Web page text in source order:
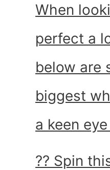
When
perfect a
below are
biggest
a keen
?? Spin